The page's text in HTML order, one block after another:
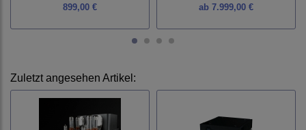
899,00 € ab 7.999,00 €
Zuletzt angesehen Artikel: